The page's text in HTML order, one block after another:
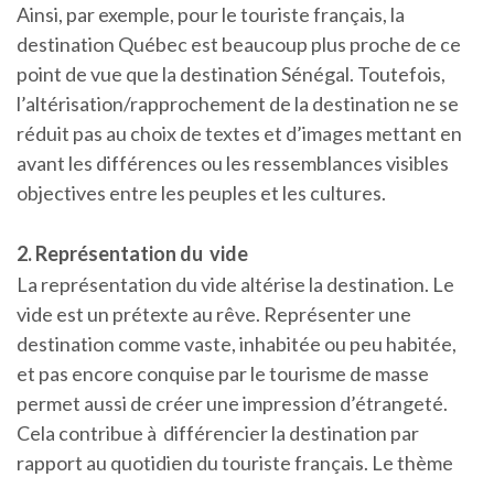
Ainsi, par exemple, pour le touriste français, la
destination Québec est beaucoup plus proche de ce
point de vue que la destination Sénégal. Toutefois,
l’altérisation/rapprochement de la destination ne se
réduit pas au choix de textes et d’images mettant en
avant les différences ou les ressemblances visibles
objectives entre les peuples et les cultures.
2. Représentation du vide
La représentation du vide altérise la destination. Le
vide est un prétexte au rêve. Représenter une
destination comme vaste, inhabitée ou peu habitée,
et pas encore conquise par le tourisme de masse
permet aussi de créer une impression d’étrangeté.
Cela contribue à différencier la destination par
rapport au quotidien du touriste français. Le thème